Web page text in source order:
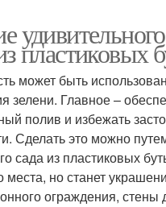
пластиковых
может быть
зелени. Главное –
полив и избежать
Сделать это можно
сада из пластиковых
места, но станет
ограждения, стены